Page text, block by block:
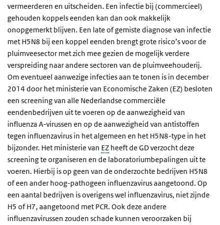
vermeerderen en uitscheiden. Een infectie bij (commercieel)
gehouden koppels eenden kan dan ook makkelijk
onopgemerkt blijven. Een late of gemiste diagnose van infectie
met H5N8 bij een koppel eenden brengt grote risico’s voor de
pluimveesector met zich mee gezien de mogelijk verdere
verspreiding naar andere sectoren van de pluimveehouderij.
Om eventueel aanwezige infecties aan te tonen is in december
2014 door het ministerie van Economische Zaken (EZ) besloten
een screening van alle Nederlandse commerciële
eendenbedrijven uit te voeren op de aanwezigheid van
influenza A-virussen en op de aanwezigheid van antistoffen
tegen influenzavirus in het algemeen en het H5N8-type in het
bijzonder. Het ministerie van EZ heeft de GD verzocht deze
screening te organiseren en de laboratoriumbepalingen uit te
voeren. Hierbij is op geen van de onderzochte bedrijven H5N8
of een ander hoog-pathogeen influenzavirus aangetoond. Op
een aantal bedrijven is overigens wel influenzavirus, niet zijnde
H5 of H7, aangetoond met PCR. Ook deze andere
influenzavirussen zouden schade kunnen veroorzaken bij